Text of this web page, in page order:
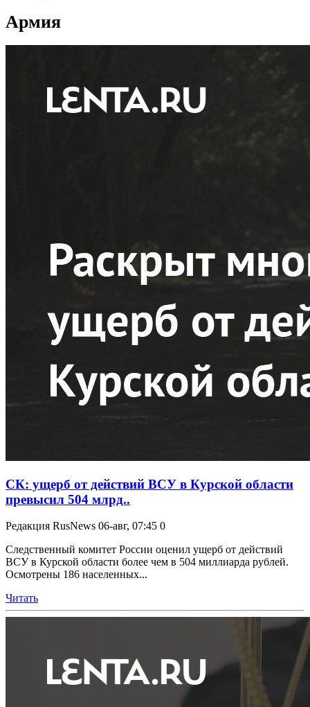
Армия
СК: ущерб от действий ВСУ в Курской области
превысил 504 млрд..
Редакция RusNews 06-авг, 07:45 0
Следственный комитет России оценил ущерб от действий
ВСУ в Курской области более чем в 504 миллиарда рублей.
Осмотрены 186 населенных...
Читать